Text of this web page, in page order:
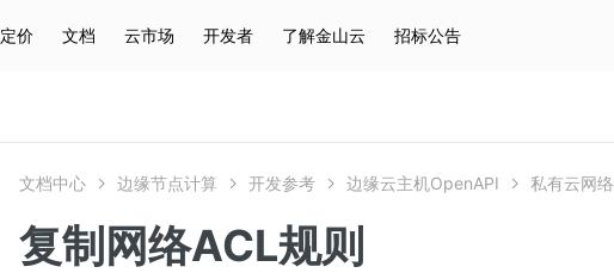
定价 文档 云市场 开发者 了解金山云 招标公告
文档中心 边缘节点计算 开发参考 边缘云主机OpenAPI 私有云网
复制网络ACL规则